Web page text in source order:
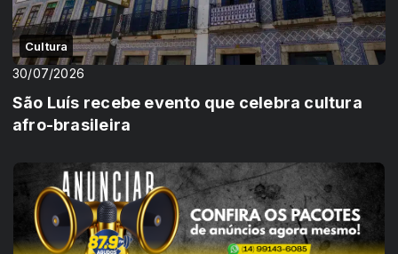
Cultura
30/07/2026
São Luís recebe evento que celebra cultura
afro-brasileira